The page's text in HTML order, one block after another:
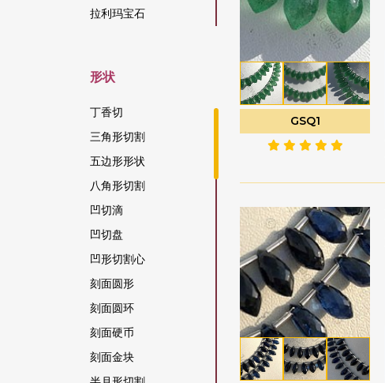
拉利玛宝石
方柱石宝石
方钠石宝石
日光石宝石
松吉亚蓝宝石
柑橘石榴石
染色红宝石
柠檬石英
桃色月光石
棕锆石
橄榄石宝石
橄榄石英
橙色月光石
形状
丁香切
三角形切割
五边形形状
八角形切割
凹切滴
凹切盘
凹形切割心
刻面圆形
刻面圆环
刻面硬币
刻面金块
GSQ1